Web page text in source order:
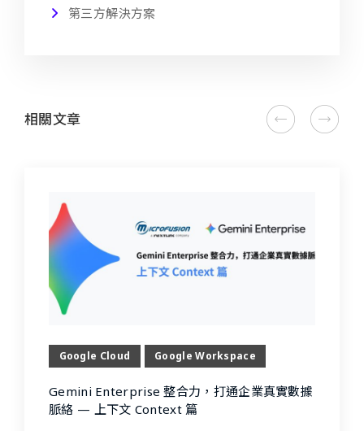
第三方解決方案
相關文章
Google Cloud Google Workspace
Gemini Enterprise 整合力，打通企業真實數據
脈絡 — 上下文 Context 篇